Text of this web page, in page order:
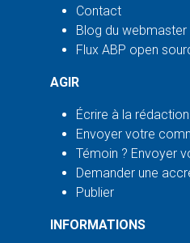
Contact
Blog du webmaster
Flux ABP open
AGIR
Écrire à la rédaction
Envoyer votre
Témoin ? Envoyer
Demander une
Publier
INFORMATIONS